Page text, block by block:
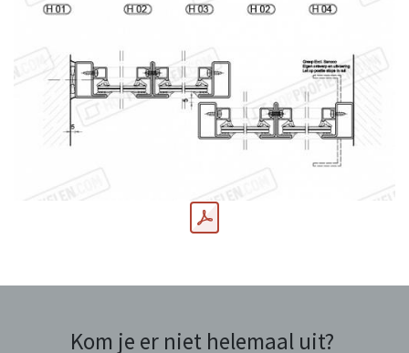
Kom je er niet helemaal uit?